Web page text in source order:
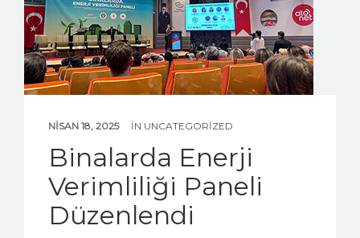
NISAN 18, 2025 IN UNCATEGORIZED
Binalarda Enerji
Verimliliği Paneli
Düzenlendi